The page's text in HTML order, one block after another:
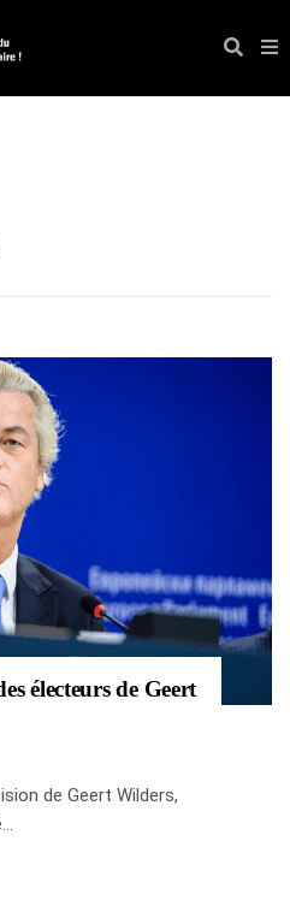
électeurs de Geert
de Geert Wilders,